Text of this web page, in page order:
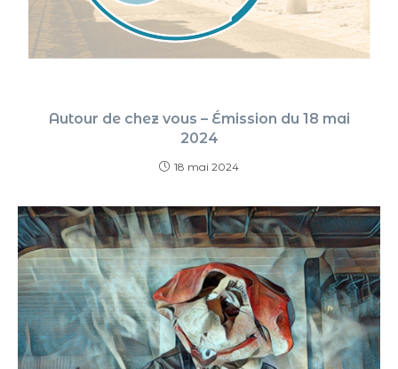
Autour de chez vous – Émission du 18 mai
2024
18 mai 2024